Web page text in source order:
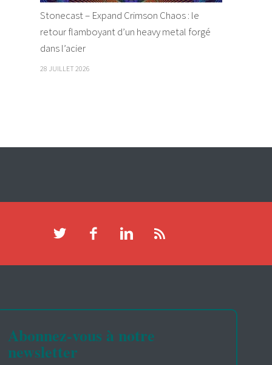
Stonecast – Expand Crimson Chaos : le
retour flamboyant d’un heavy metal forgé
dans l’acier
28 JUILLET 2026
Abonnez-vous à notre
newsletter